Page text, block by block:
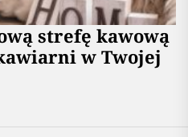
strefę kawową
w Twojej